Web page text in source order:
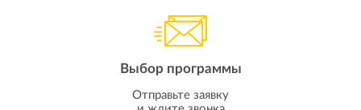
Выбор программы
Отправьте заявку